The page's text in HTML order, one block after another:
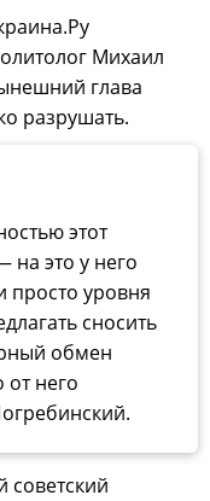
Михаил
глава
разрушать.
этот
на это у него
просто уровня
сносить
обмен
от него